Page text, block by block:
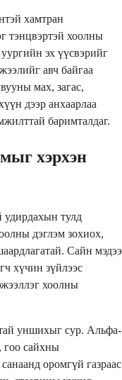
хамтран
тэнцвэртэй хоолны
эх үүсвэрийг
авч байгаа
мах, загас,
дээр анхаарлаа
баримталдаг.
хэрхэн
удирдахын тулд
дэглэм зохиох,
Сайн мэдээ
хүчин зүйлээс
хоолны
уншихыг сур. Альфа-
гоо сайхны
оромгүй газраас